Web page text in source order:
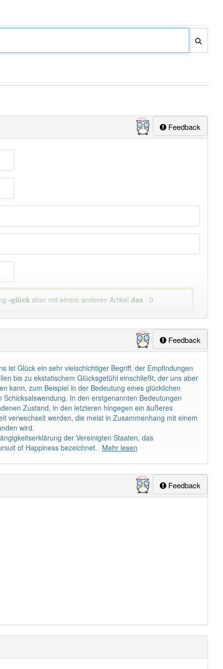
Feedback
-glück aber mit einem anderen Artikeldas : 0
Feedback
ist Glück ein sehr vielschichtiger Begriff, der Empfindungen
bis zu ekstatischem Glücksgefühl einschließt, der uns aber
kann, zum Beispiel in der Bedeutung eines glücklichen
In den erstgenannten Bedeutungen
Zustand, in den letzteren hingegen ein äußeres
verwechselt werden, die meist in Zusammenhang mit einem
wird.
der Vereinigten Staaten, das
of Happiness bezeichnet. Mehr lesen
Feedback